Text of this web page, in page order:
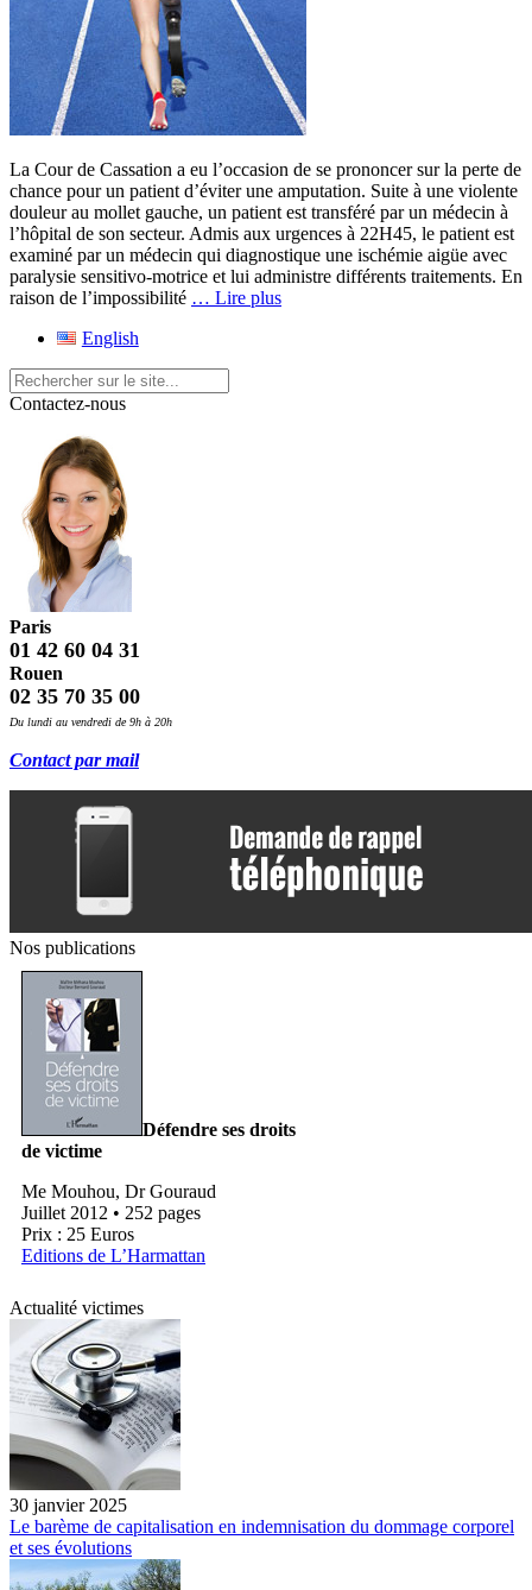
La Cour de Cassation a eu l’occasion de se prononcer sur la perte de
chance pour un patient d’éviter une amputation. Suite à une violente
douleur au mollet gauche, un patient est transféré par un médecin à
l’hôpital de son secteur. Admis aux urgences à 22H45, le patient est
examiné par un médecin qui diagnostique une ischémie aigüe avec
paralysie sensitivo-motrice et lui administre différents traitements. En
raison de l’impossibilité … Lire plus
English
Contactez-nous
Paris
01 42 60 04 31
Rouen
02 35 70 35 00
Du lundi au vendredi de 9h à 20h
Contact par mail
Nos publications
Défendre ses droits
de victime
Me Mouhou, Dr Gouraud
Juillet 2012 • 252 pages
Prix : 25 Euros
Editions de L’Harmattan
Actualité victimes
30 janvier 2025
Le barème de capitalisation en indemnisation du dommage corporel
et ses évolutions